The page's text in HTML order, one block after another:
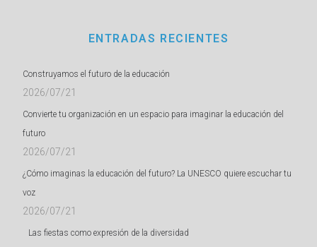
ENTRADAS RECIENTES
Construyamos el futuro de la educación
2026/07/21
Convierte tu organización en un espacio para imaginar la educación del
futuro
2026/07/21
¿Cómo imaginas la educación del futuro? La UNESCO quiere escuchar tu
voz
2026/07/21
Las fiestas como expresión de la diversidad